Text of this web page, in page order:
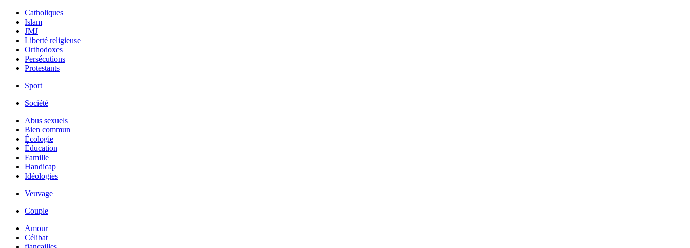
Catholiques
Islam
JMJ
Liberté religieuse
Orthodoxes
Persécutions
Protestants
Sport
Société
Abus sexuels
Bien commun
Écologie
Éducation
Famille
Handicap
Idéologies
Veuvage
Couple
Amour
Célibat